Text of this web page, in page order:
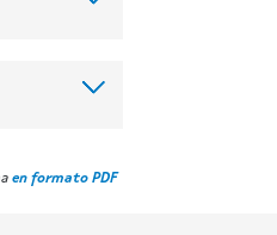
en formato PDF